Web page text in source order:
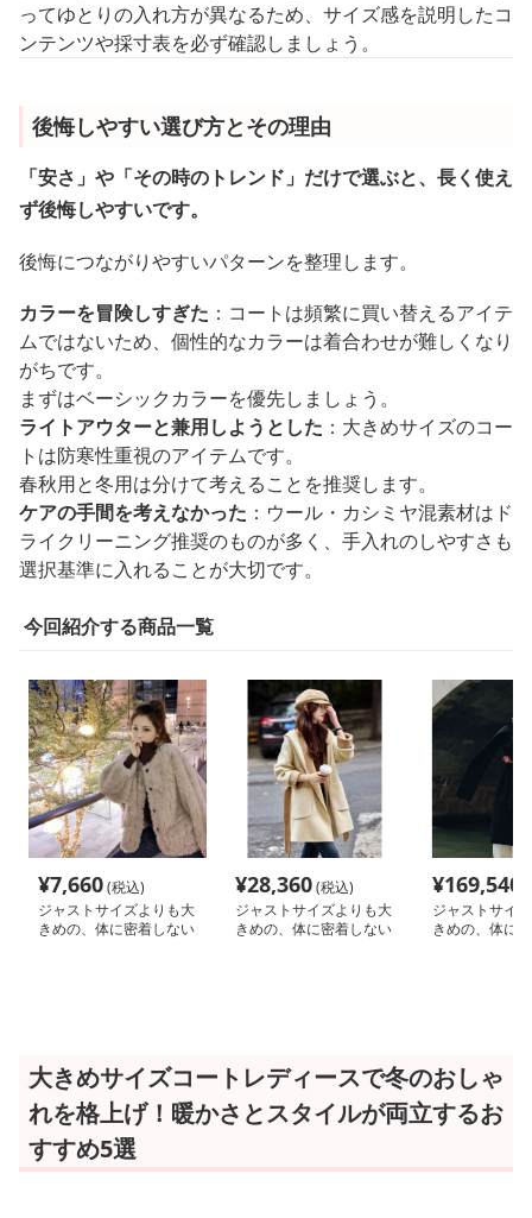
ってゆとりの入れ方が異なるため、サイズ感を説明したコ
ンテンツや採寸表を必ず確認しましょう。
後悔しやすい選び方とその理由
「安さ」や「その時のトレンド」だけで選ぶと、長く使え
ず後悔しやすいです。
後悔につながりやすいパターンを整理します。
カラーを冒険しすぎた ：コートは頻繁に買い替えるアイテ
ムではないため、個性的なカラーは着合わせが難しくなり
がちです。
まずはベーシックカラーを優先しましょう。
ライトアウターと兼用しようとした ：大きめサイズのコー
トは防寒性重視のアイテムです。
春秋用と冬用は分けて考えることを推奨します。
ケアの手間を考えなかった ：ウール・カシミヤ混素材はド
ライクリーニング推奨のものが多く、手入れのしやすさも
選択基準に入れることが大切です。
今回紹介する商品一覧
¥7,660(税込)
ジャストサイズよりも大
きめの、体に密着しない
¥28,360(税込)
ジャストサイズよりも大
きめの、体に密着しない
¥169,540
ジャストサイ
きめの、体に
大きめサイズコートレディースで冬のおしゃ
れを格上げ！暖かさとスタイルが両立するお
すすめ5選